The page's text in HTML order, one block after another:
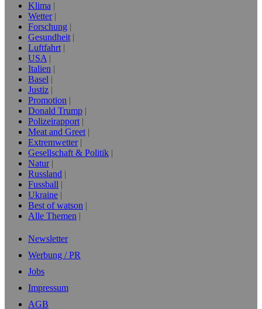
Klima
Wetter
Forschung
Gesundheit
Luftfahrt
USA
Italien
Basel
Justiz
Promotion
Donald Trump
Polizeirapport
Meat and Greet
Extremwetter
Gesellschaft & Politik
Natur
Russland
Fussball
Ukraine
Best of watson
Alle Themen
Newsletter
Werbung / PR
Jobs
Impressum
AGB